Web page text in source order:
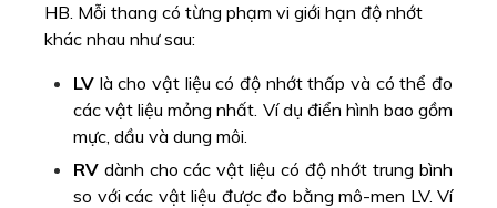
HB. Mỗi thang có từng phạm vi giới hạn độ nhớt
khác nhau như sau:
LV là cho vật liệu có độ nhớt thấp và có thể đo
các vật liệu mỏng nhất. Ví dụ điển hình bao gồm
mực, dầu và dung môi.
RV dành cho các vật liệu có độ nhớt trung bình
so với các vật liệu được đo bằng mô-men LV. Ví